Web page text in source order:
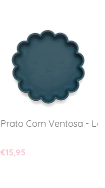
Prato Com Ventosa -
€15,95